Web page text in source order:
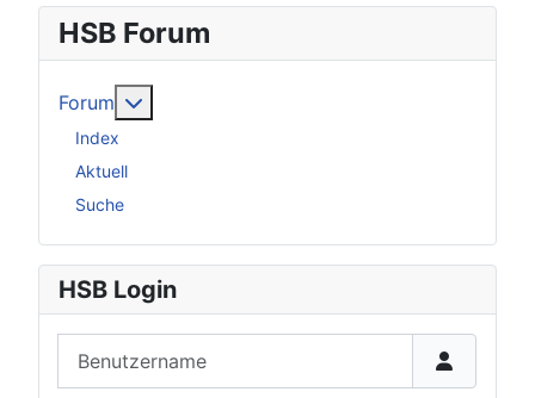
HSB Forum
Forum
Index
Aktuell
Suche
HSB Login